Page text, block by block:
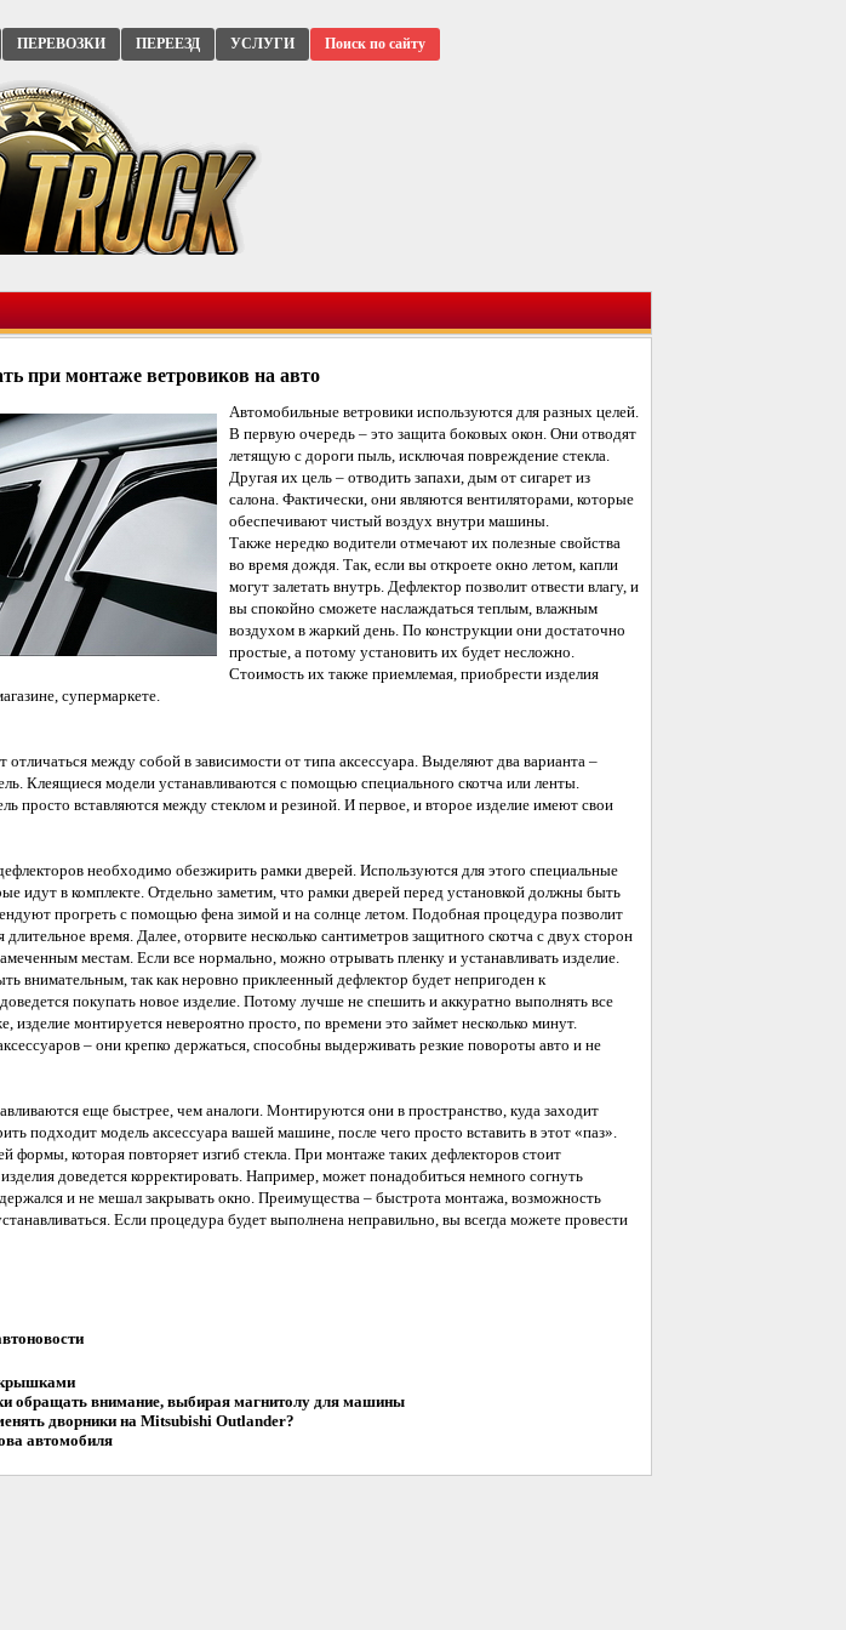
ПЕРЕВОЗКИ ПЕРЕЕЗД УСЛУГИ Поиск по сайту
при монтаже ветровиков на авто
Автомобильные ветровики используются для разных целей.
В первую очередь – это защита боковых окон. Они отводят
летящую с дороги пыль, исключая повреждение стекла.
Другая их цель – отводить запахи, дым от сигарет из
салона. Фактически, они являются вентиляторами, которые
обеспечивают чистый воздух внутри машины.
Также нередко водители отмечают их полезные свойства
во время дождя. Так, если вы откроете окно летом, капли
могут залетать внутрь. Дефлектор позволит отвести влагу, и
вы спокойно сможете наслаждаться теплым, влажным
воздухом в жаркий день. По конструкции они достаточно
простые, а потому установить их будет несложно.
Стоимость их также приемлемая, приобрести изделия
супермаркете.
между собой в зависимости от типа аксессуара. Выделяют два варианта –
Клеящиеся модели устанавливаются с помощью специального скотча или ленты.
просто вставляются между стеклом и резиной. И первое, и второе изделие имеют свои
необходимо обезжирить рамки дверей. Используются для этого специальные
идут в комплекте. Отдельно заметим, что рамки дверей перед установкой должны быть
прогреть с помощью фена зимой и на солнце летом. Подобная процедура позволит
длительное время. Далее, оторвите несколько сантиметров защитного скотча с двух сторон
местам. Если все нормально, можно отрывать пленку и устанавливать изделие.
внимательным, так как неровно приклеенный дефлектор будет непригоден к
покупать новое изделие. Потому лучше не спешить и аккуратно выполнять все
изделие монтируется невероятно просто, по времени это займет несколько минут.
– они крепко держаться, способны выдерживать резкие повороты авто и не
еще быстрее, чем аналоги. Монтируются они в пространство, куда заходит
подходит модель аксессуара вашей машине, после чего просто вставить в этот «паз».
формы, которая повторяет изгиб стекла. При монтаже таких дефлекторов стоит
доведется корректировать. Например, может понадобиться немного согнуть
и не мешал закрывать окно. Преимущества – быстрота монтажа, возможность
Если процедура будет выполнена неправильно, вы всегда можете провести
обращать внимание, выбирая магнитолу для машины
дворники на Mitsubishi Outlander?
автомобиля